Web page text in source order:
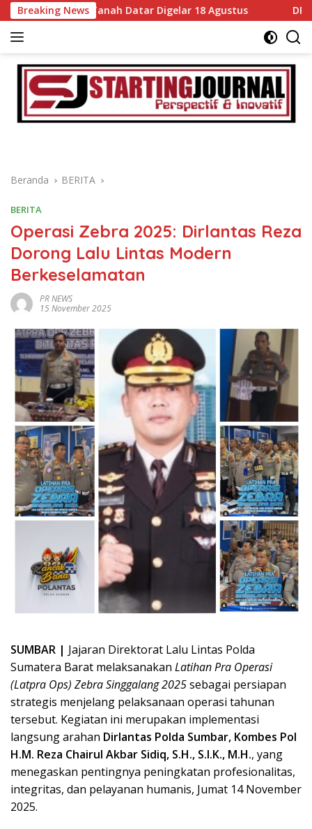
Langsung
ke
konten
Breaking News
di Tanah Datar Digelar 18 Agustus DPRD dan
Beranda BERITA
BERITA
Operasi Zebra 2025: Dirlantas Reza
Dorong Lalu Lintas Modern
Berkeselamatan
PR NEWS
15 November 2025
SUMBAR | Jajaran Direktorat Lalu Lintas Polda
Sumatera Barat melaksanakan Latihan Pra Operasi
(Latpra Ops) Zebra Singgalang 2025sebagai persiapan
strategis menjelang pelaksanaan operasi tahunan
tersebut. Kegiatan ini merupakan implementasi
langsung arahan Dirlantas Polda Sumbar, Kombes Pol
H.M. Reza Chairul Akbar Sidiq, S.H., S.I.K., M.H., yang
menegaskan pentingnya peningkatan profesionalitas,
integritas, dan pelayanan humanis, Jumat 14 November
2025.